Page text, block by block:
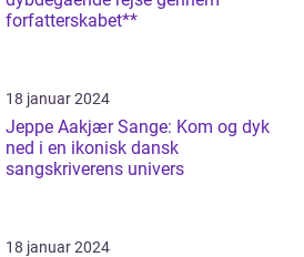
forfatterskabet**
18 januar 2024
Jeppe Aakjær Sange: Kom og dyk
ned i en ikonisk dansk
sangskriverens univers
18 januar 2024